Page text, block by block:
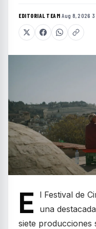
EDITORIAL TEAM·Aug 8, 2026 ·
E
l Festival de
una
siete producciones